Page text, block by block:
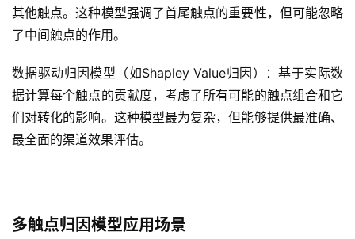
其他触点。这种模型强调了首尾触点的重要性，但可能忽略
了中间触点的作用。
数据驱动归因模型（如Shapley Value归因）：基于实际数
据计算每个触点的贡献度，考虑了所有可能的触点组合和它
们对转化的影响。这种模型最为复杂，但能够提供最准确、
最全面的渠道效果评估。
多触点归因模型应用场景